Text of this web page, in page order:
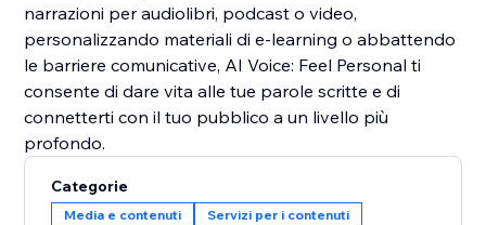
narrazioni per audiolibri, podcast o video,
personalizzando materiali di e-learning o abbattendo
le barriere comunicative, AI Voice: Feel Personal ti
consente di dare vita alle tue parole scritte e di
connetterti con il tuo pubblico a un livello più
profondo.
Categorie
Media e contenuti Servizi per i contenuti